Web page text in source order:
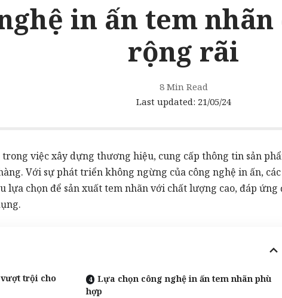
in ấn tem
rộng rãi
Last updated: 21/05/24
8 Min Read
việc xây dựng thương hiệu, cung cấp thông tin sản
Với sự phát triển không ngừng của công nghệ in ấn, các
lựa chọn để sản xuất tem nhãn với chất lượng cao, đáp ứng
trội cho
Lựa chọn công nghệ in ấn tem nhãn phù
hợp